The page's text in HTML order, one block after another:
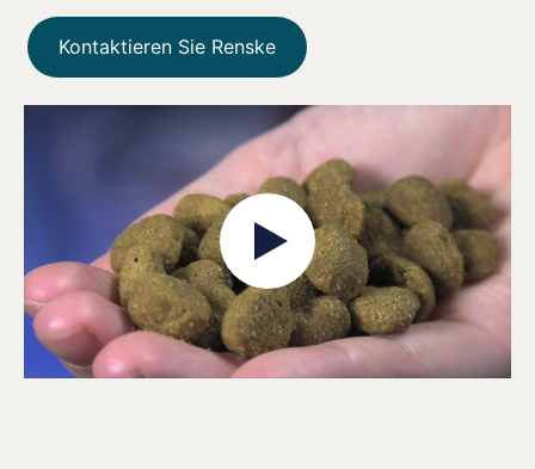
Kontaktieren Sie Renske